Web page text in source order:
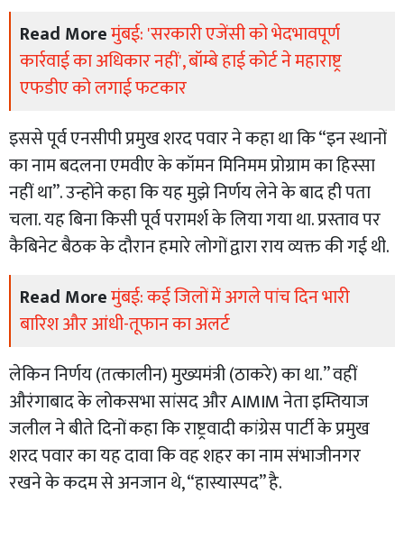
Read Moreमुंबई: 'सरकारी एजेंसी को भेदभावपूर्ण
कार्रवाई का अधिकार नहीं', बॉम्बे हाई कोर्ट ने महाराष्ट्र
एफडीए को लगाई फटकार
इससे पूर्व एनसीपी प्रमुख शरद पवार ने कहा था कि “इन स्थानों
का नाम बदलना एमवीए के कॉमन मिनिमम प्रोग्राम का हिस्सा
नहीं था”. उन्होंने कहा कि यह मुझे निर्णय लेने के बाद ही पता
चला. यह बिना किसी पूर्व परामर्श के लिया गया था. प्रस्ताव पर
कैबिनेट बैठक के दौरान हमारे लोगों द्वारा राय व्यक्त की गई थी.
Read Moreमुंबई: कई जिलों में अगले पांच दिन भारी
बारिश और आंधी-तूफान का अलर्ट
लेकिन निर्णय (तत्कालीन) मुख्यमंत्री (ठाकरे) का था.” वहीं
औरंगाबाद के लोकसभा सांसद और AIMIM नेता इम्तियाज
जलील ने बीते दिनों कहा कि राष्ट्रवादी कांग्रेस पार्टी के प्रमुख
शरद पवार का यह दावा कि वह शहर का नाम संभाजीनगर
रखने के कदम से अनजान थे, “हास्यास्पद” है.